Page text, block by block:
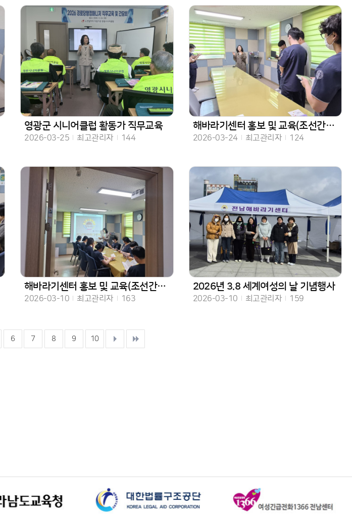
영광군 시니어클럽 활동가 직무교육
작성일
2026-03-25
작성자
최고관리자
조회수
144
해바라기센터 홍보 및 교육(조선간호대 실습생)
작성일
2026-03-24
작성자
최고관리자
조회수
124
해바라기센터 홍보 및 교육(조선간호대 실습생)
작성일
2026-03-10
작성자
최고관리자
조회수
163
2026년 3.8 세계여성의 날 기념행사
작성일
2026-03-10
작성자
최고관리자
조회수
159
6 7 8 9 10